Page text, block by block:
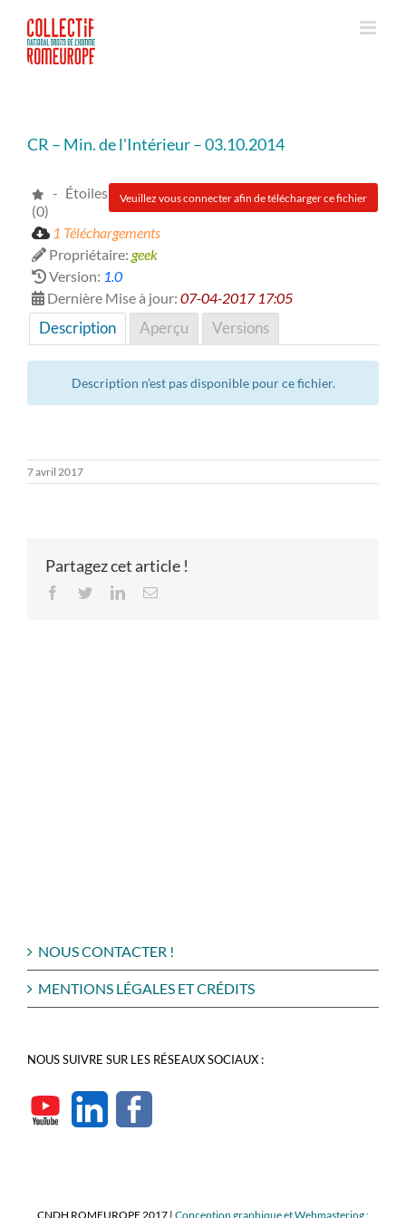
contenu
CR – Min. de l'Intérieur – 03.10.2014
Veuillez vous connecter afin de télécharger ce fichier
- Étoiles
(0)
1 Téléchargements
Propriétaire: geek
Version: 1.0
Dernière Mise à jour: 07-04-2017 17:05
Description Aperçu Versions
Description n’est pas disponible pour ce fichier.
7 avril 2017
Partagez cet article !
Facebook
TwitterLinkedInEmail
NOUS CONTACTER !
MENTIONS LÉGALES ET CRÉDITS
NOUS SUIVRE SUR LES RÉSEAUX SOCIAUX :
CNDH ROMEUROPE 2017 | Conception graphique et Webmastering :